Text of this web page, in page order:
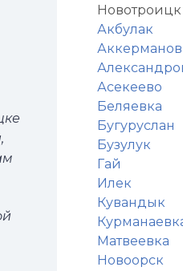
Новотроицк
Акбулак
Асекеево
Беляевка
Бугуруслан
Бузулук
Гай
Илек
Кувандык
Матвеевка
Новоорск